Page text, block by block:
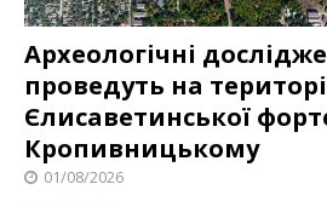
Археологічні
проведуть на
Єлисаветинськoї
Кропивницькому
01/08/2026